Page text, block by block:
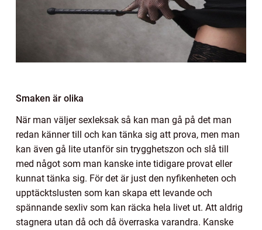
Smaken är olika
När man väljer sexleksak så kan man gå på det man
redan känner till och kan tänka sig att prova, men man
kan även gå lite utanför sin trygghetszon och slå till
med något som man kanske inte tidigare provat eller
kunnat tänka sig. För det är just den nyfikenheten och
upptäcktslusten som kan skapa ett levande och
spännande sexliv som kan räcka hela livet ut. Att aldrig
stagnera utan då och då överraska varandra. Kanske